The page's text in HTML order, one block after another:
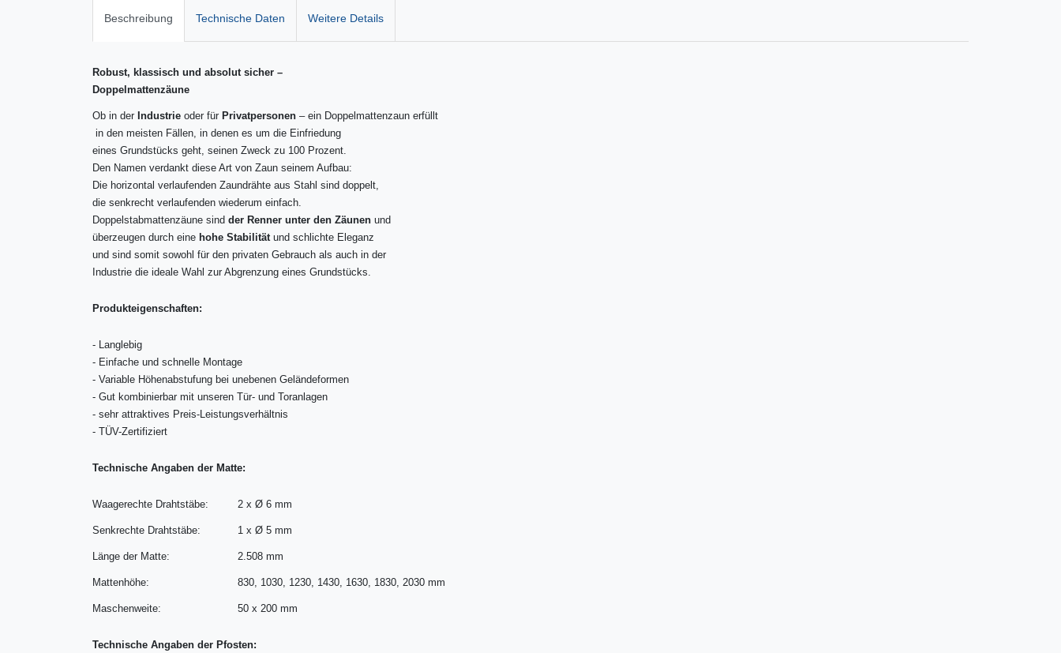
Beschreibung Technische Daten Weitere Details
Robust, klassisch und absolut sicher –
Doppelmattenzäune
Ob in der Industrie oder für Privatpersonen – ein Doppelmattenzaun erfüllt
in den meisten Fällen, in denen es um die Einfriedung
eines Grundstücks geht, seinen Zweck zu 100 Prozent.
Den Namen verdankt diese Art von Zaun seinem Aufbau:
Die horizontal verlaufenden Zaundrähte aus Stahl sind doppelt,
die senkrecht verlaufenden wiederum einfach.
Doppelstabmattenzäune sindder Renner unter den Zäunen und
überzeugen durch eine hohe Stabilität und schlichte Eleganz
und sind somit sowohl für den privaten Gebrauch als auch in der
Industrie die ideale Wahl zur Abgrenzung eines Grundstücks.
Produkteigenschaften:
- Langlebig
- Einfache und schnelle Montage
- Variable Höhenabstufung bei unebenen Geländeformen
- Gut kombinierbar mit unseren Tür- und Toranlagen
- sehr attraktives Preis-Leistungsverhältnis
- TÜV-Zertifiziert
Technische Angaben der Matte:
Waagerechte Drahtstäbe:
Senkrechte Drahtstäbe:
Länge der Matte:
Mattenhöhe:
Maschenweite:
2 x Ø 6 mm
1 x Ø 5 mm
2.508 mm
830, 1030, 1230, 1430, 1630, 1830, 2030 mm
50 x 200 mm
Technische Angaben der Pfosten: